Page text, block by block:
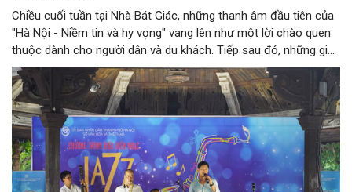
Chiều cuối tuần tại Nhà Bát Giác, những thanh âm đầu tiên của
"Hà Nội - Niềm tin và hy vọng" vang lên như một lời chào quen
thuộc dành cho người dân và du khách. Tiếp sau đó, những giai
điệu jazz kinh điển của thế giới lần lượt cất lên qua phần biểu
diễn của NSƯT Quyền Văn Minh và các nghệ sĩ Bình Minh Jazz
Club, mở ra một không gian âm nhạc giàu cảm xúc ngay giữa
trung tâm Thủ đô.